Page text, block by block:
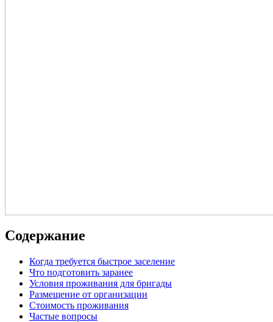
Содержание
Когда требуется быстрое заселение
Что подготовить заранее
Условия проживания для бригады
Размещение от организации
Стоимость проживания
Частые вопросы